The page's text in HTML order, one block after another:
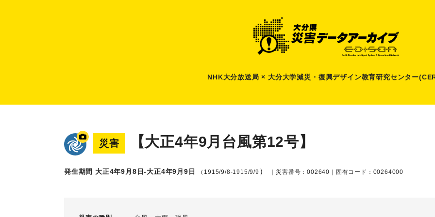
NHK大分放送局 × 大分大学減災 ・ 復興デザイン教育研究センター
災害 【大正4年9月台風第12号】
発生期間 大正4年9月8日-大正4年9月9日 （1915/9/8-1915/9/9 ） ｜災害番号：002640｜固有コード：00264000